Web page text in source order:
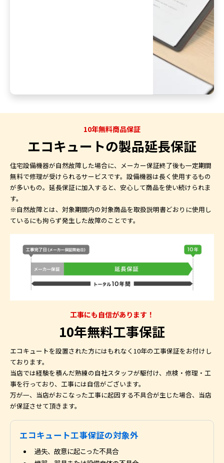
10年無料商品保証
エコキュートの製品延長保証
住宅設備機器が自然故障した場合に、メーカー保証終了後も一定期間
無料で修理が受けられるサービスです。設備機器は長く使用するもの
が多いもの。延長保証に加入すると、安心して商品を使い続けられま
す。
※自然故障とは、対象期間内の対象商品を取扱説明書どおりに使用し
ているにも拘らず発生した故障のことです。
工事にも自信があります！
10年無料工事保証
エコキュートを設置された方にはもれなく10年の工事保証をお付けし
ております。
当店では経験を積んだ熟練の自社スタッフが駆付け、点検・修理・工
事を行っており、工事には自信がございます。
万が一、当店がおこなった工事に起因する不具合が生じた場合、当店
が保証させて頂きます。
エコキュート工事保証の対象外
過失、故意に起こった不具合